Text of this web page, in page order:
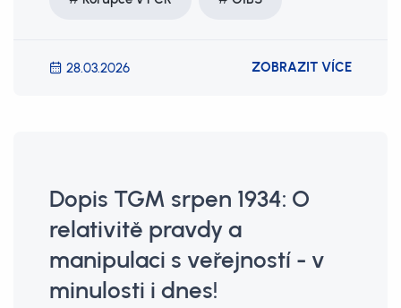
28.03.2026 ZOBRAZIT VÍCE
Dopis TGM srpen 1934: O
relativitě pravdy a
manipulaci s veřejností - v
minulosti i dnes!